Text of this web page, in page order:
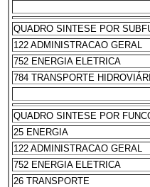
QUADRO SINTESE POR
122 ADMINISTRACAO GERAL
752 ENERGIA ELETRICA
784 TRANSPORTE
QUADRO SINTESE POR
25 ENERGIA
122 ADMINISTRACAO GERAL
752 ENERGIA ELETRICA
26 TRANSPORTE